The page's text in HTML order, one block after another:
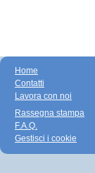
Home
Contatti
Lavora con noi
Rassegna stampa
F.A.Q.
Gestisci i cookie